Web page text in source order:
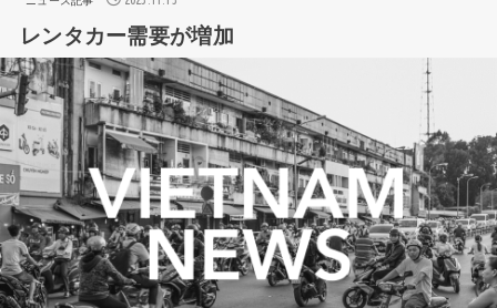
レンタカー需要が増加